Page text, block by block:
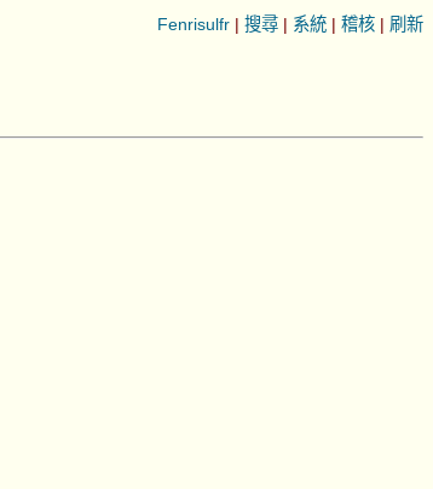
Fenrisulfr | 搜尋 | 系統 | 稽核 | 刷新